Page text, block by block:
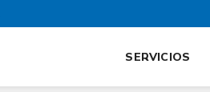
SERVICIOS